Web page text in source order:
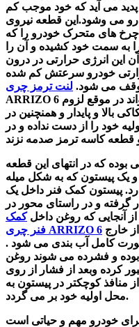
می آید که خود موجب کم
می وشود.این قطعه نیروی
های متحرک خودرو را که
به سمت خود کشیده و آن را
آن این انرژی حرارتی در درون
خودرو سرعتش کم شده
می شود. لنت ترمز چری
ARRIZO 6 باید دارای این ویزگی ها باشد تا بتواند در موقع لزوم
بالا و پایدار و همنچنین در
خود را از دست نداده و در
بوده که در انتهای این قطعه
یک پیستون که به شکل میله
پیستون کمک فنر داخل یک
و در راستای محور در
آنجایی که روغن داخلکمک
فنر چری ARRIZO 6
کامل آب بندی می شود .
و فشرده می شوند روغن
کرده وبعد از فشار از روی
منافذ کوچکتر در پیستون به
محل اولیه خود بر می گردد.
خودرو مهم و حیاتی است